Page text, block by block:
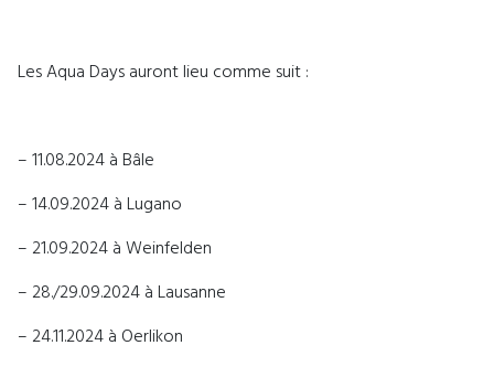
Les Aqua Days auront lieu comme suit :
– 11.08.2024 à Bâle
– 14.09.2024 à Lugano
– 21.09.2024 à Weinfelden
– 28./29.09.2024 à Lausanne
– 24.11.2024 à Oerlikon